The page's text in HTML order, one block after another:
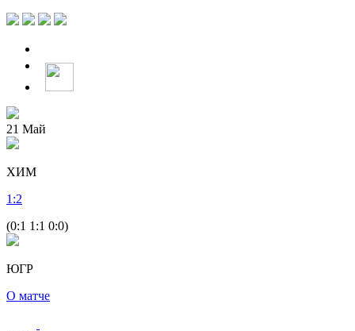
21 Май
ХИМ
1 :2
(0:1 1:1 0:0)
ЮГР
О матче